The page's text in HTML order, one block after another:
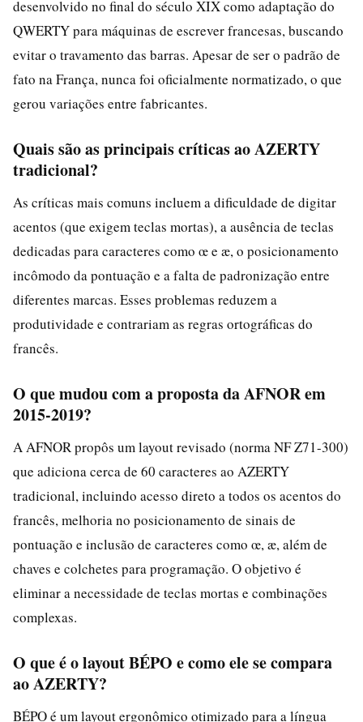
desenvolvido no final do século XIX como adaptação do
QWERTY para máquinas de escrever francesas, buscando
evitar o travamento das barras. Apesar de ser o padrão de
fato na França, nunca foi oficialmente normatizado, o que
gerou variações entre fabricantes.
Quais são as principais críticas ao AZERTY
tradicional?
As críticas mais comuns incluem a dificuldade de digitar
acentos (que exigem teclas mortas), a ausência de teclas
dedicadas para caracteres como œ e æ, o posicionamento
incômodo da pontuação e a falta de padronização entre
diferentes marcas. Esses problemas reduzem a
produtividade e contrariam as regras ortográficas do
francês.
O que mudou com a proposta da AFNOR em
2015-2019?
A AFNOR propôs um layout revisado (norma NF Z71-300)
que adiciona cerca de 60 caracteres ao AZERTY
tradicional, incluindo acesso direto a todos os acentos do
francês, melhoria no posicionamento de sinais de
pontuação e inclusão de caracteres como œ, æ, além de
chaves e colchetes para programação. O objetivo é
eliminar a necessidade de teclas mortas e combinações
complexas.
O que é o layout BÉPO e como ele se compara
ao AZERTY?
BÉPO é um layout ergonômico otimizado para a língua